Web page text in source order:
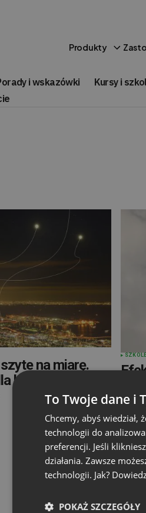
Produkty
i wskazówki Kursy i
na miarę.
biznesu
by
To Twoje dane i
Chcemy, abyś
technologii do
preferencji. Jeśli
działania. Zawsze
technologii. Jak?
POKAŻ SZCZEGÓŁY